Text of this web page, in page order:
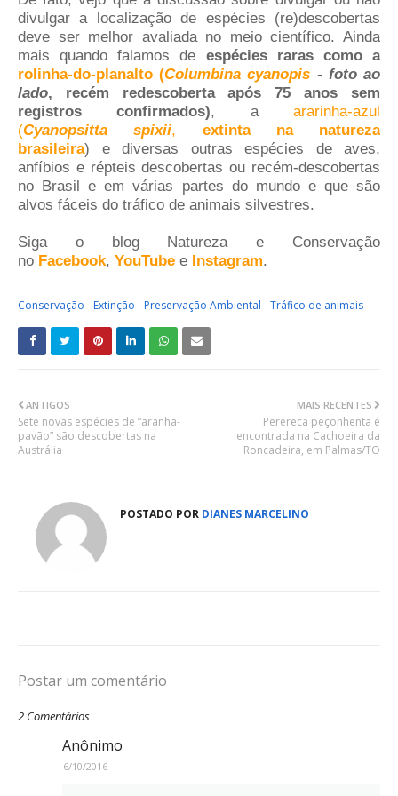
divulgar a localização de espécies (re)descobertas
deve ser melhor avaliada no meio científico. Ainda
mais quando falamos de espécies raras como a
rolinha-do-planalto (Columbina cyanopis - foto ao
lado, recém redescoberta após 75 anos sem
registros confirmados), aararinha-azul
(Cyanopsitta spixii, extinta na natureza
brasileira) e diversas outras espécies de aves,
anfíbios e répteis descobertas ou recém-descobertas
no Brasil e em várias partes do mundo e que são
alvos fáceis do tráfico de animais silvestres.
Siga o blog Natureza e Conservação
no Facebook, YouTube e Instagram.
Conservação Extinção Preservação Ambiental Tráfico de animais
MAIS RECENTES
Perereca peçonhenta é
encontrada na Cachoeira da
Roncadeira, em Palmas/TO
ANTIGOS
Sete novas espécies de “aranha-
pavão” são descobertas na
Austrália
POSTADO POR DIANES MARCELINO
Postar um comentário
2 Comentários
Anônimo
6/10/2016